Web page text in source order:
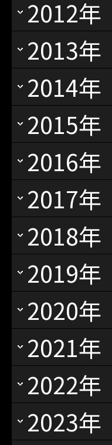
2012年
2013年
2014年
2015年
2016年
2017年
2018年
2019年
2020年
2021年
2022年
2023年